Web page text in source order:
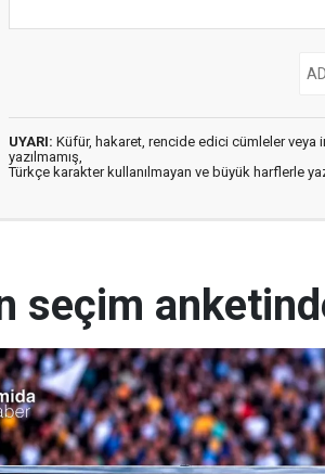
UYARI: Küfür, hakaret, rencide edici cümleler veya
yazılmamış,
Türkçe karakter kullanılmayan ve büyük harflerle
seçim